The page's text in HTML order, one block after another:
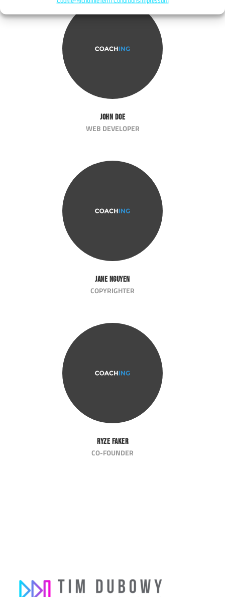
John Doe
WEB DEVELOPER
Jane Nguyen
COPYRIGHTER
Ryze Faker
CO-FOUNDER